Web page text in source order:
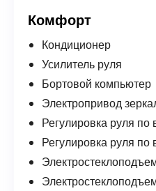
Комфорт
Кондиционер
Усилитель руля
Бортовой компьютер
Электропривод
Регулировка руля по
Регулировка руля по